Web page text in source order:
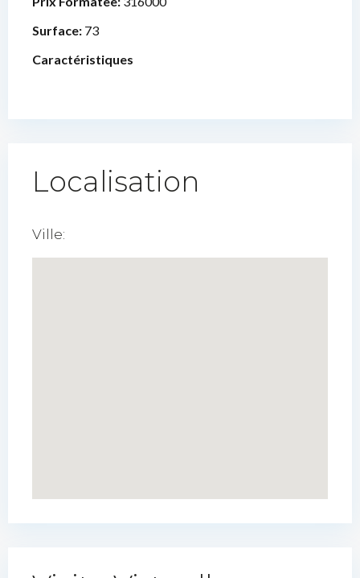
Surface: 73
Caractéristiques
Localisation
Ville: